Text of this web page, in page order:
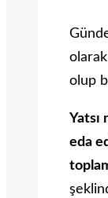
olarak
olup
Yatsı
eda